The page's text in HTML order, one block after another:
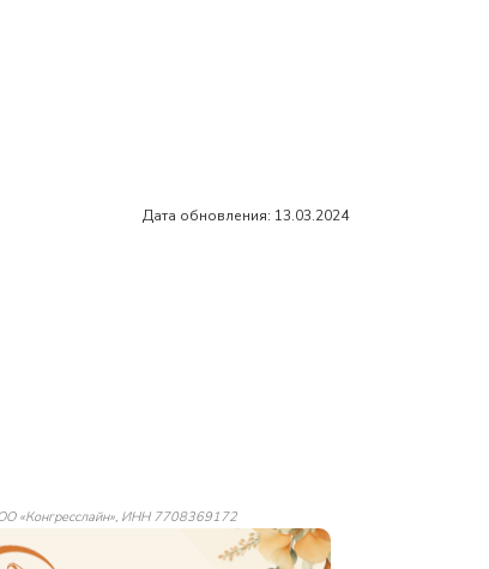
Дата обновления: 13.03.2024
«Конгресслайн», ИНН 7708369172